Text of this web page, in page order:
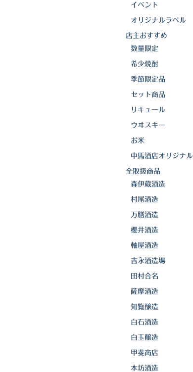
イベント
オリジナルラベル
店主おすすめ
数量限定
希少焼酎
季節限定品
セット商品
リキュール
ウヰスキー
お米
中馬酒店オリジナル
全取扱商品
森伊蔵酒造
村尾酒造
万膳酒造
櫻井酒造
軸屋酒造
吉永酒造場
田村合名
薩摩酒造
知覧醸造
白石酒造
白玉醸造
甲斐商店
本坊酒造